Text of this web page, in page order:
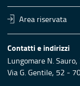
Area riservata
Contatti e indirizzi
Lungomare N.
Via G. Gentile, 52 -